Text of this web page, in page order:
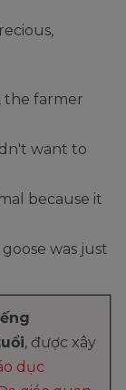
the farmer
want to
because it
was just
, được xây
dục